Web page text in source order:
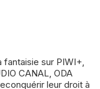
fantaisie sur PIWI+,
CANAL, ODA
leur droit à